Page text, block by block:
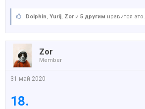
Dolphin, Yurij, Zorи 5 другим нравится это.
Zor
Member
31 май 2020
18.